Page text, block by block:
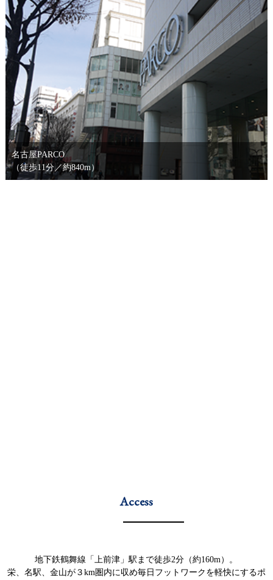
名古屋PARCO
（徒歩11分／約840m）
Access
地下鉄鶴舞線「上前津」駅まで徒歩2分（約160m）。
栄、名駅、金山が３km圏内に収め毎日フットワークを軽快にするポ